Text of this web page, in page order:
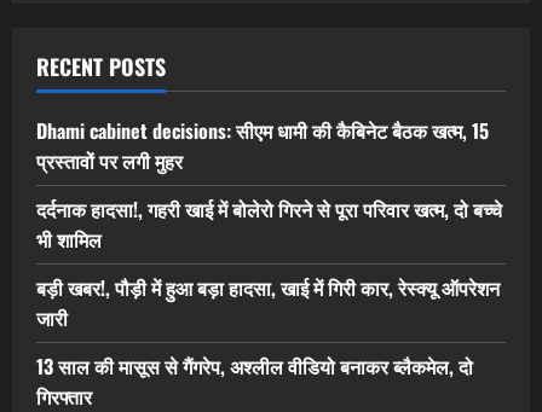
RECENT POSTS
Dhami cabinet decisions: सीएम धामी की कैबिनेट बैठक खत्म, 15
प्रस्तावों पर लगी मुहर
दर्दनाक हादसा!, गहरी खाई में बोलेरो गिरने से पूरा परिवार खत्म, दो बच्चे
भी शामिल
बड़ी खबर!, पौड़ी में हुआ बड़ा हादसा, खाई में गिरी कार, रेस्क्यू ऑपरेशन
जारी
13 साल की मासूस से गैंगरेप, अश्लील वीडियो बनाकर ब्लैकमेल, दो
गिरफ्तार